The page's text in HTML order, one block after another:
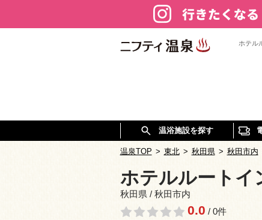
ホテル
温浴施設を探す
温泉TOP > 東北 > 秋田県 > 秋田市内
ホテルルートイ
秋田県 / 秋田市内
0.0 / 0件